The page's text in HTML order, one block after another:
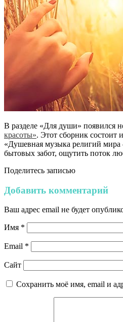
В разделе «Для души» появился
красоты». Этот сборник
«Душевная музыка религий мира
бытовых забот, ощутить поток
Поделитесь записью
Добавить комментарий
Ваш адрес email не будет
Имя *
Email *
Сайт
Сохранить моё имя, email и